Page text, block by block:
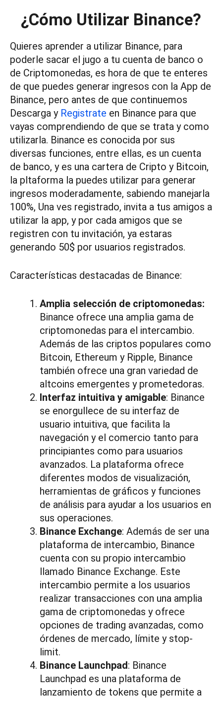
¿Cómo Utilizar Binance?
Quieres aprender a utilizar Binance, para
poderle sacar el jugo a tu cuenta de banco o
de Criptomonedas, es hora de que te enteres
de que puedes generar ingresos con la App de
Binance, pero antes de que continuemos
Descarga y Registrate en Binance para que
vayas comprendiendo de que se trata y como
utilizarla. Binance es conocida por sus
diversas funciones, entre ellas, es un cuenta
de banco, y es una cartera de Cripto y Bitcoin,
la pltaforma la puedes utilizar para generar
ingresos moderadamente, sabiendo manejarla
100%, Una ves registrado, invita a tus amigos a
utilizar la app, y por cada amigos que se
registren con tu invitación, ya estaras
generando 50$ por usuarios registrados.
Características destacadas de Binance:
Amplia selección de criptomonedas:
Binance ofrece una amplia gama de
criptomonedas para el intercambio.
Además de las criptos populares como
Bitcoin, Ethereum y Ripple, Binance
también ofrece una gran variedad de
altcoins emergentes y prometedoras.
Interfaz intuitiva y amigable: Binance
se enorgullece de su interfaz de
usuario intuitiva, que facilita la
navegación y el comercio tanto para
principiantes como para usuarios
avanzados. La plataforma ofrece
diferentes modos de visualización,
herramientas de gráficos y funciones
de análisis para ayudar a los usuarios en
sus operaciones.
Binance Exchange: Además de ser una
plataforma de intercambio, Binance
cuenta con su propio intercambio
llamado Binance Exchange. Este
intercambio permite a los usuarios
realizar transacciones con una amplia
gama de criptomonedas y ofrece
opciones de trading avanzadas, como
órdenes de mercado, límite y stop-
limit.
Binance Launchpad: Binance
Launchpad es una plataforma de
lanzamiento de tokens que permite a